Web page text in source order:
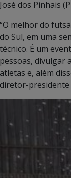
José dos Pinhais
“O melhor do
do Sul, em uma
técnico. É um
pessoas, divulgar
atletas e, além
diretor-presidente